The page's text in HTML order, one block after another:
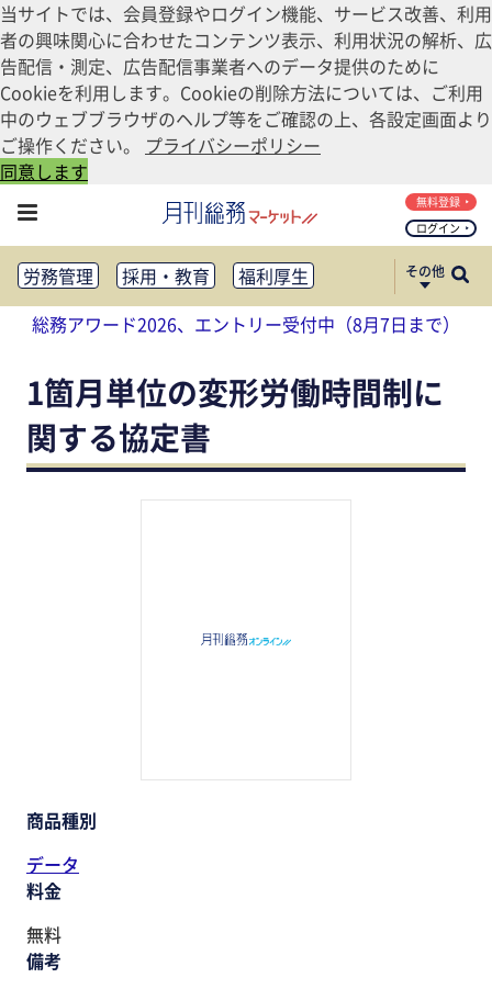
当サイトでは、会員登録やログイン機能、サービス改善、利用
者の興味関心に合わせたコンテンツ表示、利用状況の解析、広
告配信・測定、広告配信事業者へのデータ提供のために
Cookieを利用します。Cookieの削除方法については、ご利用
中のウェブブラウザのヘルプ等をご確認の上、各設定画面より
ご操作ください。 プライバシーポリシー
同意します
ログイン
無料登録
労務管理 採用・教育
福利厚生
健康経営
働き方改革
法務・コンプライアンス
リスクマネジメント・BCP
社外・社内広報
社外・社内コミュニケーション活性化
FM・オフィス移転
CSR・SDGs
その他
総務アワード2026、エントリー受付中（8月7日まで）
1箇月単位の変形労働時間制に
関する協定書
商品種別
データ
料金
無料
備考